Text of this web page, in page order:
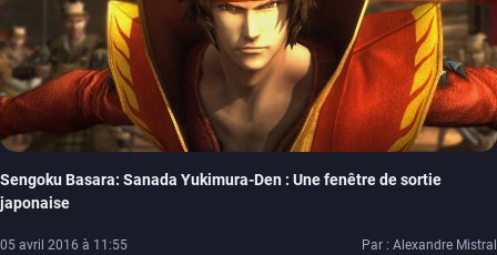
Sengoku Basara: Sanada Yukimura-Den : Une fenêtre de sortie
japonaise
05 avril 2016 à 11:55 Par : Alexandre Mistral